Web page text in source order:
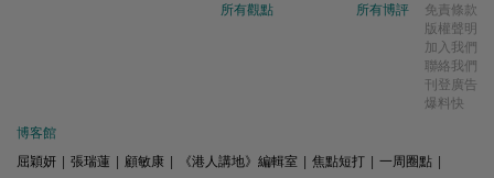
所有觀點
所有博評
免責條款
版權聲明
加入我們
聯絡我們
刊登廣告
爆料快
博客館
屈穎妍 | 張瑞蓮 | 顧敏康 | 《港人講地》編輯室 | 焦點短打 | 一周圈點 |